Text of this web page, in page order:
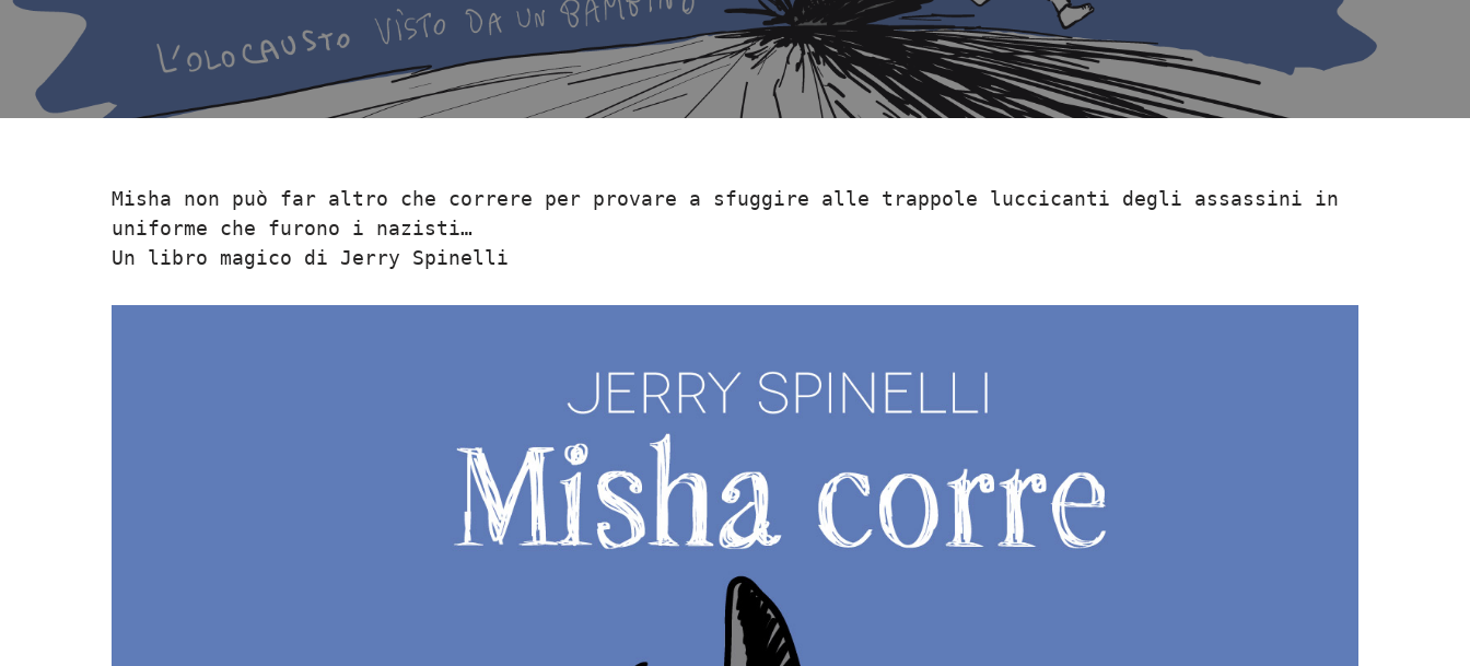
Misha non può far altro che correre per provare a sfuggire alle trappole luccicanti degli assassini in
uniforme che furono i nazisti…
Un libro magico di Jerry Spinelli